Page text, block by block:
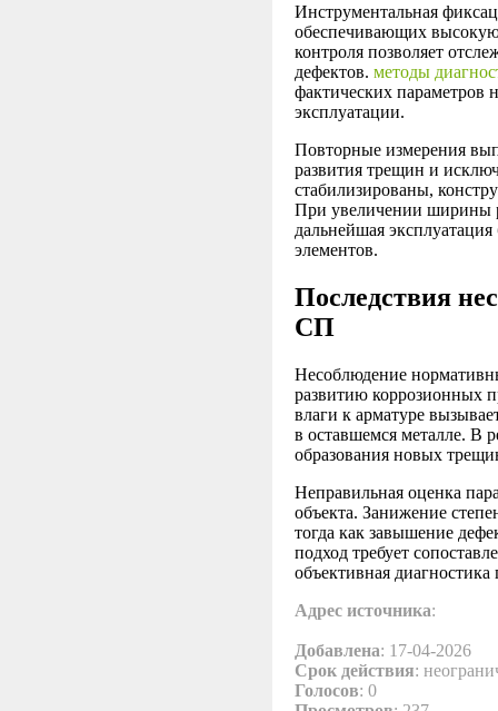
Инструментальная
обеспечивающих
контроля позволяет
дефектов. методы
фактических параметров
эксплуатации.
Повторные измерения
развития трещин и
стабилизированы,
При увеличении ширины
дальнейшая
элементов.
Последствия
СП
Несоблюдение
развитию коррозионных
влаги к арматуре
в оставшемся металле. В
образования новых
Неправильная оценка
объекта. Занижение
тогда как завышение
подход требует
объективная
Адрес источника:
Добавлена: 17-04-2026
Срок действия:
Голосов: 0